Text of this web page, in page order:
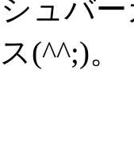
ュバ
(^^;)。